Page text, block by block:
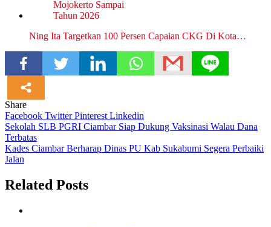
Ning Ita Targetkan 100 Persen Capaian CKG Di Kota…
Share
Facebook TwitterPinterest Linkedin
Navigasi
pos
Sekolah SLB PGRI Ciambar Siap Dukung Vaksinasi Walau Dana
Terbatas
Kades Ciambar Berharap Dinas PU Kab Sukabumi Segera Perbaiki
Jalan
Related Posts